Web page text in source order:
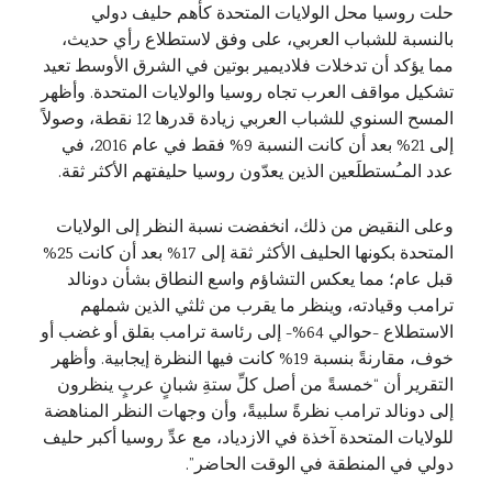
حلت روسيا محل الولايات المتحدة كأهم حليف دولي
بالنسبة للشباب العربي، على وفق لاستطلاع رأي حديث،
مما يؤكد أن تدخلات فلاديمير بوتين في الشرق الأوسط تعيد
تشكيل مواقف العرب تجاه روسيا والولايات المتحدة. وأظهر
المسح السنوي للشباب العربي زيادة قدرها 12 نقطة، وصولاً
إلى 21% بعد أن كانت النسبة 9% فقط في عام 2016، في
عدد المـُستطلَعين الذين يعدّون روسيا حليفتهم الأكثر ثقة.
وعلى النقيض من ذلك، انخفضت نسبة النظر إلى الولايات
المتحدة بكونها الحليف الأكثر ثقة إلى 17% بعد أن كانت 25%
قبل عام؛ مما يعكس التشاؤم واسع النطاق بشأن دونالد
ترامب وقيادته، وينظر ما يقرب من ثلثي الذين شملهم
الاستطلاع -حوالي 64%- إلى رئاسة ترامب بقلق أو غضب أو
خوف، مقارنةً بنسبة 19% كانت فيها النظرة إيجابية. وأظهر
التقرير أن “خمسةً من أصل كلِّ ستةِ شبانٍ عربٍ ينظرون
إلى دونالد ترامب نظرةً سلبيةً، وأن وجهات النظر المناهضة
للولايات المتحدة آخذة في الازدياد، مع عدِّ روسيا أكبر حليف
دولي في المنطقة في الوقت الحاضر”.